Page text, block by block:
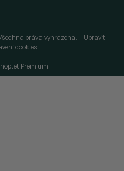
Premium
práva vyhrazena.
Upravit
cookies